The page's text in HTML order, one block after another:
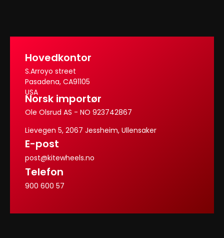
Hovedkontor
S.Arroyo street
Pasadena, CA91105
USA
Norsk importør
Ole Olsrud AS - NO 923742867
Lievegen 5, 2067 Jessheim, Ullensaker
E-post
post@kitewheels.no
Telefon
900 600 57